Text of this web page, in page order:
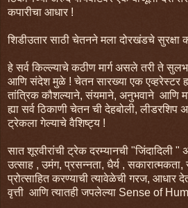
कपारीचा आधार !
शिडीउतार साठी चेतनने मला दोरखंडचे सुरक्षा
हे सर्व किल्ल्याचे कठीण मार्ग असले तरी ते
आणि संदेश मुळे ! चेतन सारख्या एक एव्हरेस्टर
तांत्रिक कौशल्याने, संयमाने, अनुभवाने आणि
ह्या सर्व ठिकाणी चेतन ची देहबोली, लीडरशिप
ट्रेकला गेल्याचे वैशिष्ट्य !
सात शूरवीरांची ट्रेक दरम्यानची "जिंदादिली "
उत्साह , उमंग, प्रसन्नता, धैर्य ,
प्रोत्साहित करण्याची त्यावेळेची गरज, आधार
वृत्ती आणि त्यातही जपलेल्या Sense of